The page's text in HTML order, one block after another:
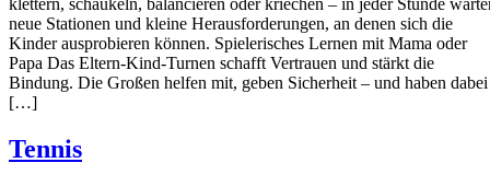
klettern, schaukeln, balancieren oder kriechen – in jeder Stunde
neue Stationen und kleine Herausforderungen, an denen sich die
Kinder ausprobieren können. Spielerisches Lernen mit Mama oder
Papa Das Eltern-Kind-Turnen schafft Vertrauen und stärkt die
Bindung. Die Großen helfen mit, geben Sicherheit – und haben dabei
[…]
Tennis